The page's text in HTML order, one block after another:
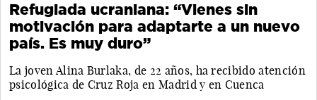
Refugiada ucraniana: “Vienes sin
motivación para adaptarte a un nuevo
país. Es muy duro”
La joven Alina Burlaka, de 22 años, ha recibido atención
psicológica de Cruz Roja en Madrid y en Cuenca